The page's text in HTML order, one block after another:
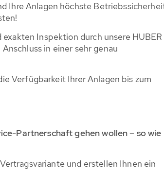
Ihre Anlagen höchste
Inspektion durch unsere HUBER
in einer sehr genau
Verfügbarkeit Ihrer Anlagen bis zum
Partnerschaft gehen wollen – so wie
und erstellen Ihnen ein